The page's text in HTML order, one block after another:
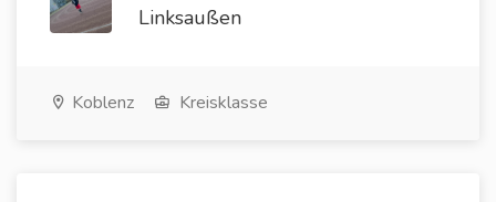
Linksaußen
Koblenz Kreisklasse